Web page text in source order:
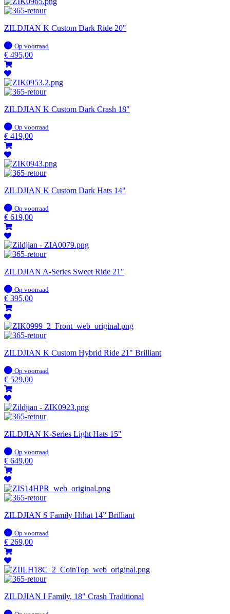
ZILDJIAN K Custom Dark Ride 20"
Op
voorraad
Op voorraad
€ 495,00
ZILDJIAN K Custom Dark Crash 18"
Op
voorraad
Op voorraad
€ 419,00
ZILDJIAN K Custom Dark Hats 14"
Op
voorraad
Op voorraad
€ 619,00
ZILDJIAN A-Series Sweet Ride 21"
Op
voorraad
Op voorraad
€ 395,00
ZILDJIAN K Custom Hybrid Ride 21" Brilliant
Op
voorraad
Op voorraad
€ 529,00
ZILDJIAN K-Series Light Hats 15"
Op
voorraad
Op voorraad
€ 649,00
ZILDJIAN S Family Hihat 14” Brilliant
Op
voorraad
Op voorraad
€ 269,00
ZILDJIAN I Family, 18" Crash Traditional